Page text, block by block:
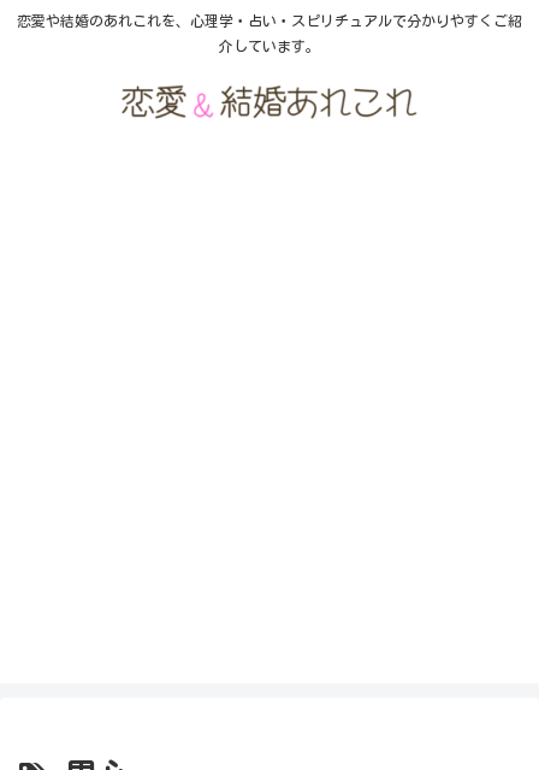
恋愛や結婚のあれこれを、心理学・占い・スピリチュアルで分かりやすくご紹
介しています。